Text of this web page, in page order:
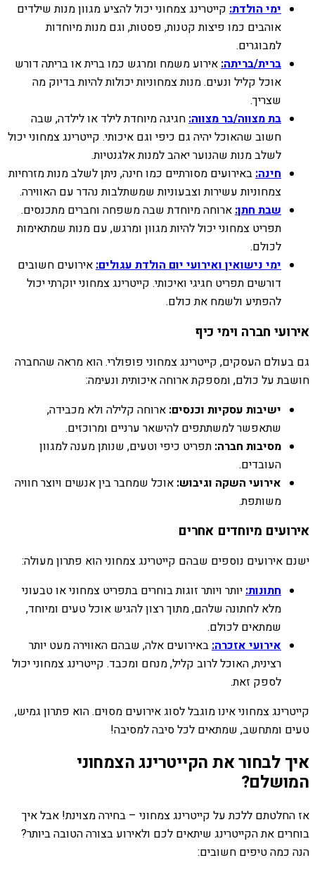
ימי הולדת: קייטרינג צמחוני יכול להציע מגוון מנות שילדים
אוהבים כמו פיצות קטנות, פסטות, וגם מנות מיוחדות
למבוגרים.
ברית/בריתה:אירוע משמח ומרגש כמו ברית או בריתה דורש
אוכל קליל ונעים. מנות צמחוניות יכולות להיות בדיוק מה
שצריך.
בת מצווה/בר מצווה:חגיגה מיוחדת לילד או לילדה, שבה
חשוב שהאוכל יהיה גם כיפי וגם איכותי. קייטרינג צמחוני יכול
לשלב מנות שהנוער יאהב למנות אלגנטיות.
חינה:באירועים מסורתיים כמו חינה, ניתן לשלב מנות מזרחיות
צמחוניות עשירות וצבעוניות שמשתלבות נהדר עם האווירה.
שבת חתן:ארוחה מיוחדת שבה משפחה וחברים מתכנסים.
תפריט צמחוני יכול להיות מגוון ומרגש, עם מנות שמתאימות
לכולם.
ימי נישואין ואירועי יום הולדת עגולים:אירועים חשובים
דורשים תפריט חגיגי ואיכותי. קייטרינג צמחוני יוקרתי יכול
להפתיע ולשמח את כולם.
אירועי חברה וימי כיף
גם בעולם העסקים, קייטרינג צמחוני פופולרי. הוא מראה שהחברה
חושבת על כולם, ומספקת ארוחה איכותית ונעימה:
ישיבות עסקיות וכנסים: ארוחה קלילה ולא מכבידה,
שתאפשר למשתתפים להישאר ערניים ומרוכזים.
מסיבות חברה: תפריט כיפי וטעים, שנותן מענה למגוון
העובדים.
אירועי השקה וגיבוש: אוכל שמחבר בין אנשים ויוצר חוויה
משותפת.
אירועים מיוחדים אחרים
ישנם אירועים נוספים שבהם קייטרינג צמחוני הוא פתרון מעולה:
חתונות:יותר ויותר זוגות בוחרים בתפריט צמחוני או טבעוני
מלא לחתונה שלהם, מתוך רצון להגיש אוכל טעים ומיוחד,
שמתאים לכולם.
אירועי אזכרה:באירועים אלה, שבהם האווירה מעט יותר
רצינית, האוכל לרוב קליל, מנחם ומכבד. קייטרינג צמחוני יכול
לספק זאת.
קייטרינג צמחוני אינו מוגבל לסוג אירועים מסוים. הוא פתרון גמיש,
טעים ומתחשב, שמתאים לכל סיבה למסיבה!
איך לבחור את הקייטרינג הצמחוני
המושלם?
אז החלטתם ללכת על קייטרינג צמחוני – בחירה מצוינת! אבל איך
בוחרים את הקייטרינג שיתאים לכם ולאירוע בצורה הטובה ביותר?
הנה כמה טיפים חשובים: